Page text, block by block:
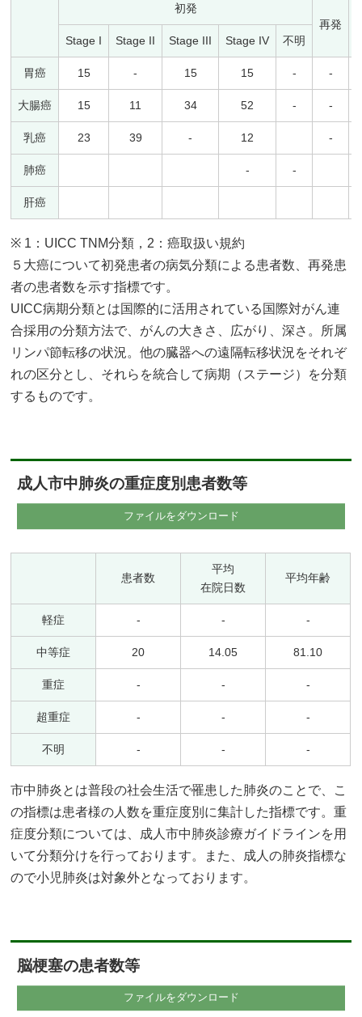
初発
再発
Stage I Stage II Stage III Stage IV 不明
胃癌 15 - 15 15 - -
大腸癌 15 11 34 52 - -
乳癌 23 39 - 12 -
肺癌 - -
肝癌
※ 1：UICC TNM分類，2：癌取扱い規約
５大癌について初発患者の病気分類による患者数、再発患
者の患者数を示す指標です。
UICC病期分類とは国際的に活用されている国際対がん連
合採用の分類方法で、がんの大きさ、広がり、深さ。所属
リンパ節転移の状況。他の臓器への遠隔転移状況をそれぞ
れの区分とし、それらを統合して病期（ステージ）を分類
するものです。
成人市中肺炎の重症度別患者数等
ファイルをダウンロード
患者数
平均
在院日数
平均年齢
軽症 - - -
中等症 20 14.05 81.10
重症 - - -
超重症 - - -
不明 - - -
市中肺炎とは普段の社会生活で罹患した肺炎のことで、こ
の指標は患者様の人数を重症度別に集計した指標です。重
症度分類については、成人市中肺炎診療ガイドラインを用
いて分類分けを行っております。また、成人の肺炎指標な
ので小児肺炎は対象外となっております。
脳梗塞の患者数等
ファイルをダウンロード